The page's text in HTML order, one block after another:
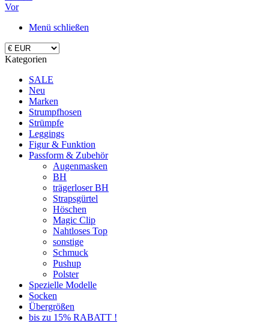
Vor
Menü schließen
Kategorien
SALE
Neu
Marken
Strumpfhosen
Strümpfe
Leggings
Figur & Funktion
Passform & Zubehör
Augenmasken
BH
trägerloser BH
Strapsgürtel
Höschen
Magic Clip
Nahtloses Top
sonstige
Schmuck
Pushup
Polster
Spezielle Modelle
Socken
Übergrößen
bis zu 15% RABATT !